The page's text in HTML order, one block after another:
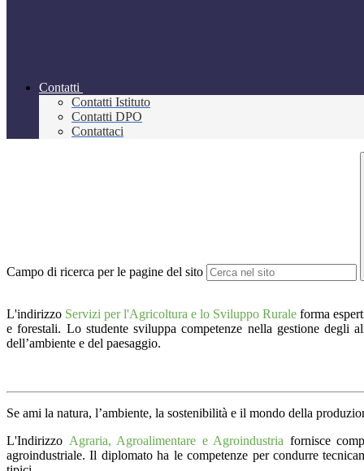
Contatti
Contatti Istituto
Contatti DPO
Contattaci
Campo di ricerca per le pagine del sito
L'indirizzo Servizi per l'Agricoltura e lo Sviluppo Rurale forma
e forestali. Lo studente sviluppa competenze nella gestione degli
dell’ambiente e del paesaggio.
Se ami la natura, l’ambiente, la sostenibilità e il mondo della
L'Indirizzo Agraria, Agroalimentare e Agroindustria fornisce
agroindustriale. Il diplomato ha le competenze per condurre